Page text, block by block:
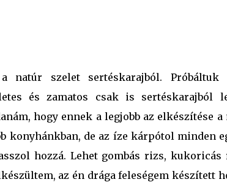
natúr szelet sertéskarajból. Próbáltuk
és zamatos csak is sertéskarajból
hogy ennek a legjobb az elkészítése
de az íze kárpótol minden
hozzá. Lehet gombás rizs, kukoricás
az én drága feleségem készített